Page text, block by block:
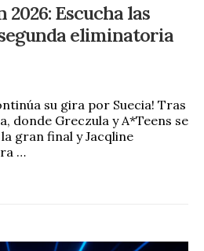
Escucha las
eliminatoria
su gira por Suecia! Tras
donde Greczula y A*Teens se
gran final y Jacqline
…